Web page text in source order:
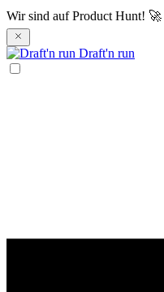
Wir sind auf Product Hunt! 🚀
Draft'n run